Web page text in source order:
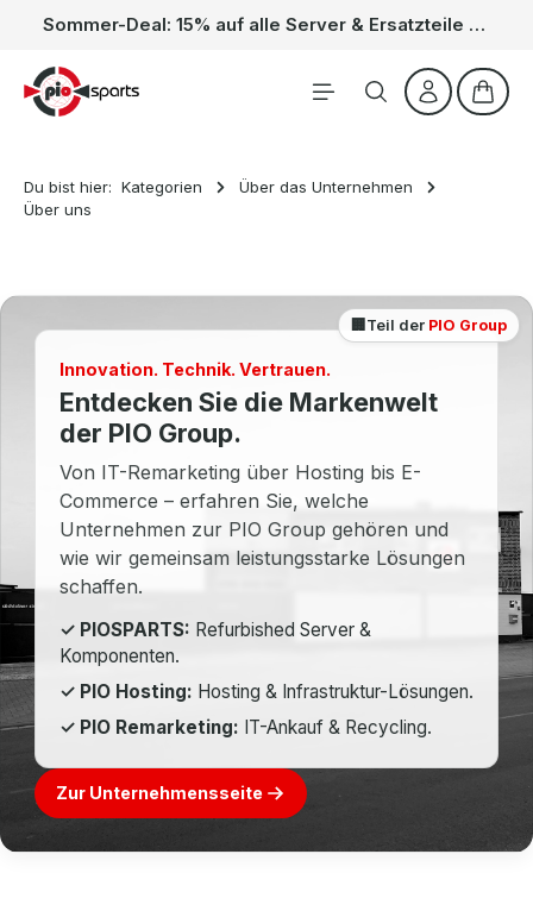
Zum Hauptinhalt springen Sommer-Deal: 15% auf alle Server & Ersatzteile – Kein Code nötig, der Rabatt wird automatisch im Warenkorb abgezogen. Gültig vom 01.06. bis 31.08.
Du bist hier: Kategorien
Über das Unternehmen
Über uns
🏢 Teil der PIO Group
Innovation. Technik. Vertrauen.
Entdecken Sie die Markenwelt
der PIO Group.
Von IT-Remarketing über Hosting bis E-
Commerce – erfahren Sie, welche
Unternehmen zur PIO Group gehören und
wie wir gemeinsam leistungsstarke Lösungen
schaffen.
✓ PIOSPARTS: Refurbished Server &
Komponenten.
✓ PIO Hosting: Hosting & Infrastruktur-Lösungen.
✓ PIO Remarketing: IT-Ankauf & Recycling.
Zur Unternehmensseite